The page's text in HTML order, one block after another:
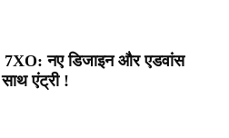
7XO: नए डिजाइन और एडवांस
एंट्री !